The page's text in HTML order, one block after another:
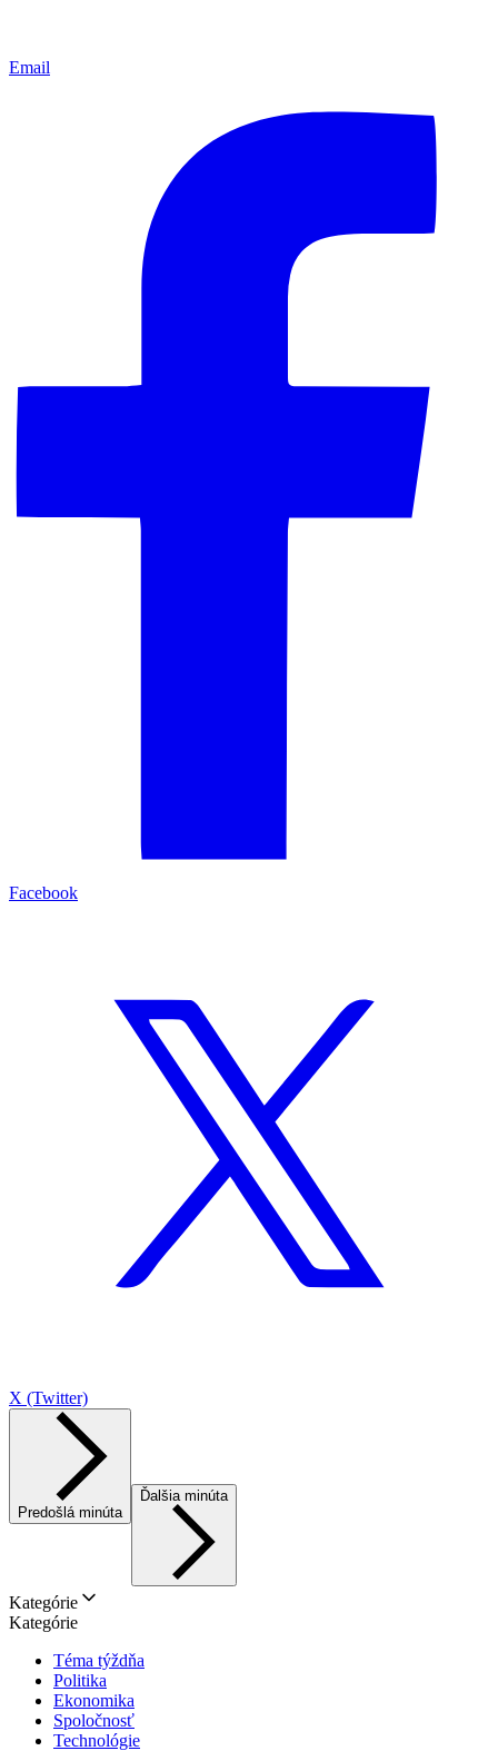
Email
Facebook
X (Twitter)
Predošlá minúta
Ďalšia minúta
Kategórie
Kategórie
Téma týždňa
Politika
Ekonomika
Spoločnosť
Technológie